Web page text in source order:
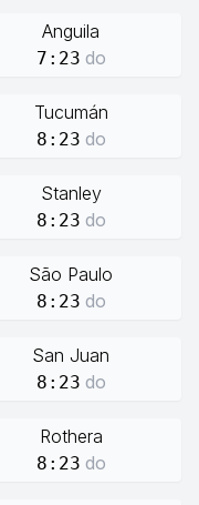
Anguila
7:23 do
Tucumán
8:23 do
Stanley
8:23 do
São Paulo
8:23 do
San Juan
8:23 do
Rothera
8:23 do